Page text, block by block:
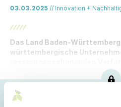
03.03.2025 // Innovation +
Das Land Baden-
württembergische
dem Umwelttechnikpreis 2025